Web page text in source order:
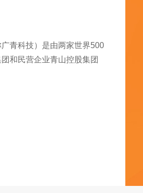
青科技）是由两家世界500
和民营企业青山控股集团